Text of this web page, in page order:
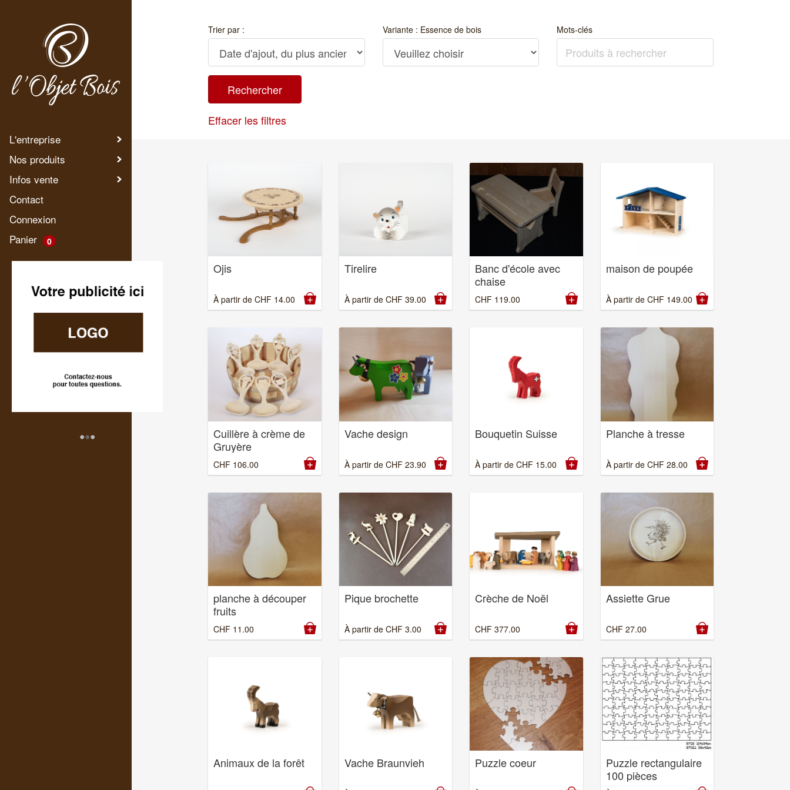
L'entreprise
Nos produits
Infos vente
Contact
Connexion
Panier
0
•••
Trier par : Variante : Essence de bois Mots-clés
Effacer les filtres
Ojis
À partir de CHF 14.00
Tirelire
À partir de CHF39.00
Banc d'école avec
chaise
CHF 119.00
maison de poupée
À partir de CHF149.00
Cuillère à crème de
Gruyère
CHF 106.00
Vache design
À partir de CHF23.90
Bouquetin Suisse
À partir de CHF 15.00
Planche à tresse
À partir de CHF28.00
planche à découper
fruits
CHF 11.00
Pique brochette
À partir de CHF3.00
Crèche de Noël
CHF 377.00
Assiette Grue
CHF27.00
Animaux de la forêt Vache Braunvieh Puzzle coeur
Puzzle rectangulaire
100 pièces